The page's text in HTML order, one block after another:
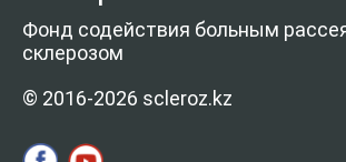
Фонд содействия больным
склерозом
© 2016-2026 scleroz.kz